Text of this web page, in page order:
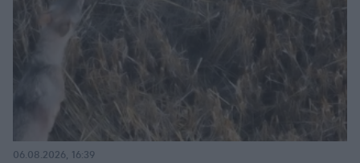
06.08.2026, 16:39